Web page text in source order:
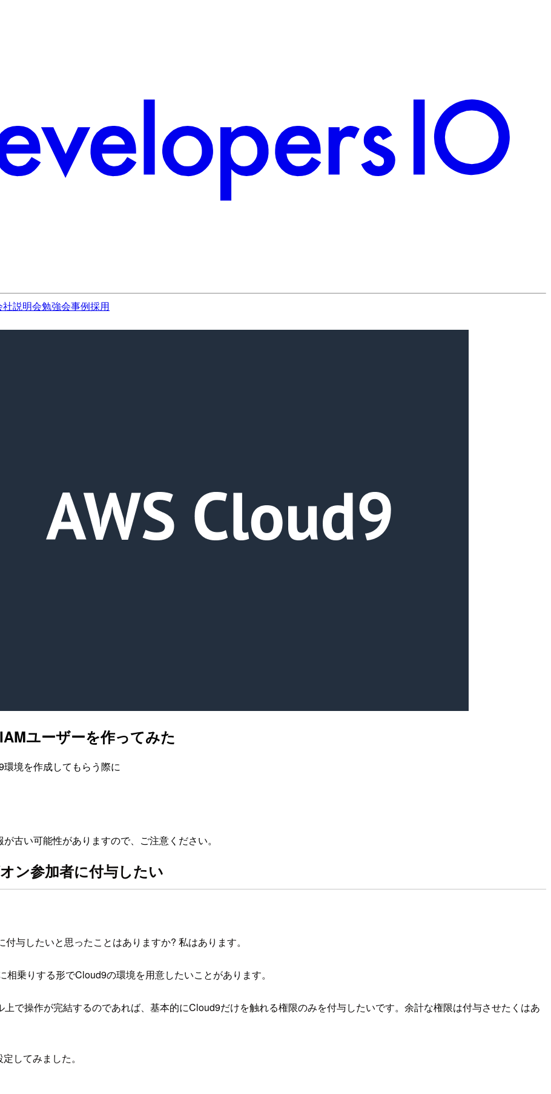
社説明会勉強会事例採用
ユーザーを作ってみた
境を作成してもらう際に
古い可能性がありますので、ご注意ください。
ン参加者に付与したい
与したいと思ったことはありますか? 私はあります。
乗りする形でCloud9の環境を用意したいことがあります。
で操作が完結するのであれば、基本的にCloud9だけを触れる権限のみを付与したいです。余計な権限は付与させたくはあ
してみました。